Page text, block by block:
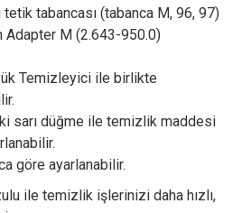
tabancası (tabanca M, 96, 97)
Adapter M (2.643-950.0)
Temizleyici ile birlikte
sarı düğme ile temizlik maddesi
göre ayarlanabilir.
ile temizlik işlerinizi daha hızlı,